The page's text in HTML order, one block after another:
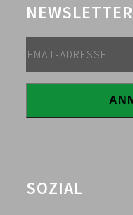
NEWSLETTER
SOZIAL